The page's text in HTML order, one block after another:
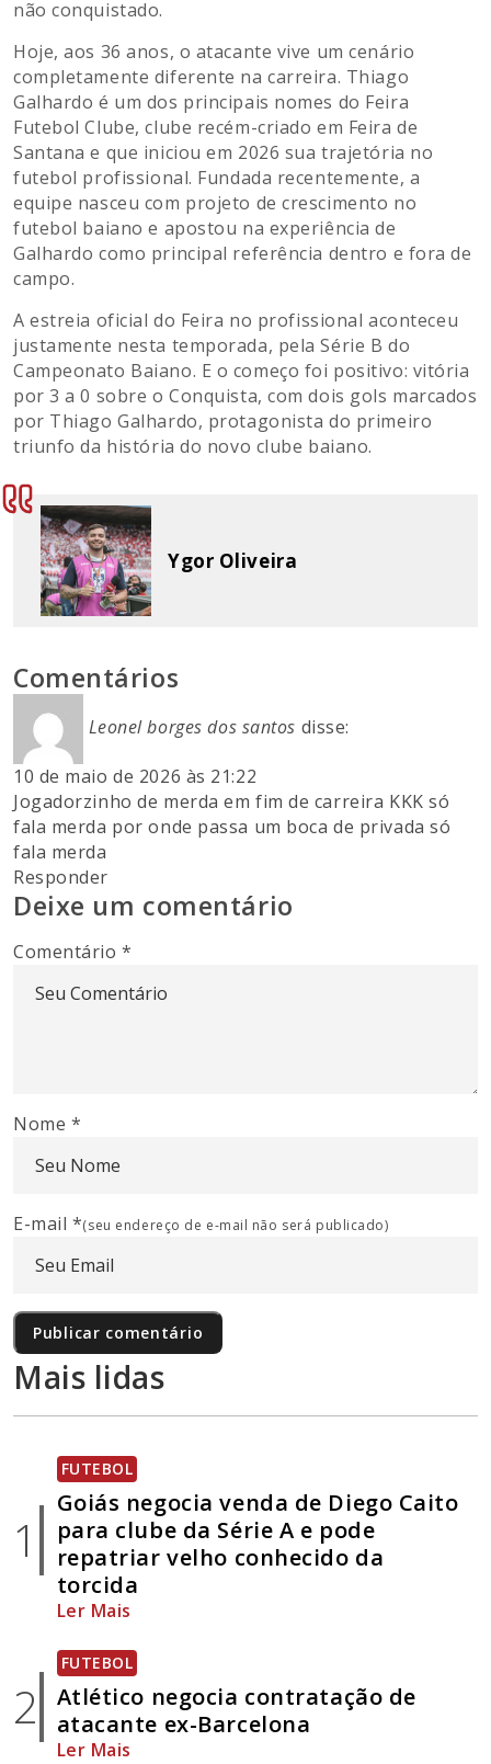
não conquistado.
Hoje, aos 36 anos, o atacante vive um cenário
completamente diferente na carreira. Thiago
Galhardo é um dos principais nomes do Feira
Futebol Clube, clube recém-criado em Feira de
Santana e que iniciou em 2026 sua trajetória no
futebol profissional. Fundada recentemente, a
equipe nasceu com projeto de crescimento no
futebol baiano e apostou na experiência de
Galhardo como principal referência dentro e fora de
campo.
A estreia oficial do Feira no profissional aconteceu
justamente nesta temporada, pela Série B do
Campeonato Baiano. E o começo foi positivo: vitória
por 3 a 0 sobre o Conquista, com dois gols marcados
por Thiago Galhardo, protagonista do primeiro
triunfo da história do novo clube baiano.
Ygor Oliveira
Comentários
Leonel borges dos santos disse:
10 de maio de 2026 às 21:22
Jogadorzinho de merda em fim de carreira KKK só
fala merda por onde passa um boca de privada só
fala merda
Responder
Deixe um comentário
Comentário*
Nome *
E-mail *(seu endereço de e-mail não será publicado)
Mais lidas
1
FUTEBOL
Goiás negocia venda de Diego Caito
para clube da Série A e pode
repatriar velho conhecido da
torcida
Ler Mais
2
FUTEBOL
Atlético negocia contratação de
atacante ex-Barcelona
Ler Mais